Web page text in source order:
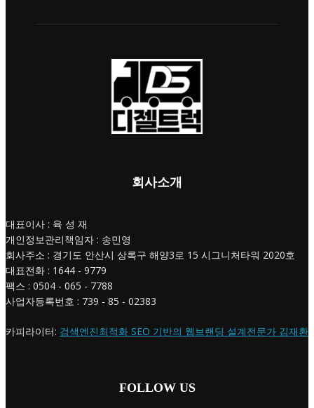
회사소개
대표이사 : 육 성 재
개인정보관리책임자 : 송민영
회사주소 : 경기도 안산시 상록구 해양3로 15 시그니처타워 2020호
대표전화 : 1644 - 9779
팩스 : 0504 - 065 - 7788
사업자등록번호 : 739 - 85 - 02383
카피라이터: 검색엔진최적화 SEO 기반의 웹브랜딩 설계전문가 김재환
FOLLOW US